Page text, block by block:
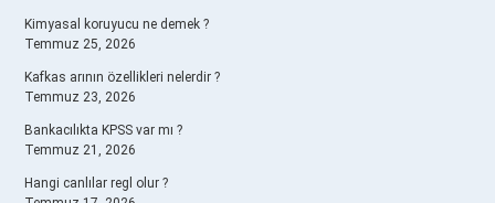
Kimyasal koruyucu ne demek ?
Temmuz 25, 2026
Kafkas arının özellikleri nelerdir ?
Temmuz 23, 2026
Bankacılıkta KPSS var mı ?
Temmuz 21, 2026
Hangi canlılar regl olur ?